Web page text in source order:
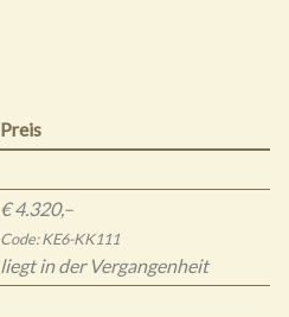
Preis
€ 4.320,–
Code: KE6-KK111
liegt in der Vergangenheit